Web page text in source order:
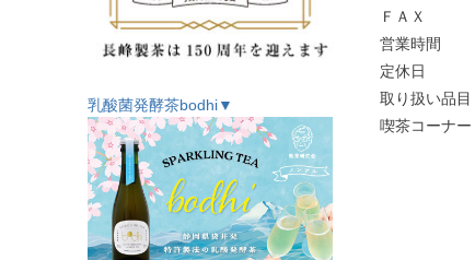
乳酸菌発酵茶bodhi▼
ＦＡＸ
営業時間
定休日
取り扱い品目
喫茶コーナー